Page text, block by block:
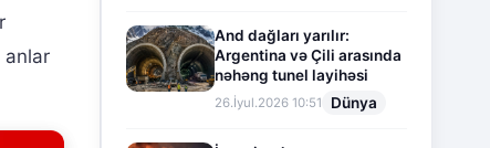
anlar
And dağları yarılır:
Argentina və Çili arasında
nəhəng tunel layihəsi
26.İyul.2026 10:51 Dünya